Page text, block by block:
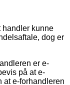
handler kunne
dog er
er e-
på at e-
at e-forhandleren